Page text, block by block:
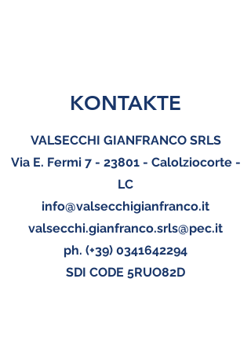
KONTAKTE
VALSECCHI GIANFRANCO SRLS
Via E. Fermi 7 - 23801 - Calolziocorte -
LC
info@valsecchigianfranco.it
valsecchi.gianfranco.srls@pec.it
ph. (+39) 0341642294
SDI CODE 5RUO82D